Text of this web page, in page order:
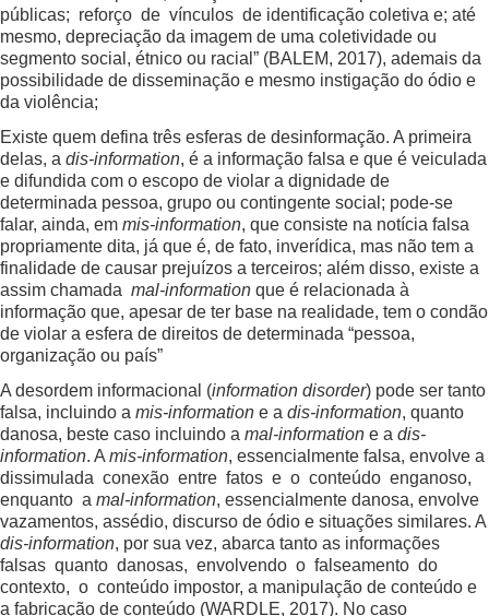
públicas; reforço de vínculos de identificação coletiva e; até
mesmo, depreciação da imagem de uma coletividade ou
segmento social, étnico ou racial” (BALEM, 2017), ademais da
possibilidade de disseminação e mesmo instigação do ódio e
da violência;
Existe quem defina três esferas de desinformação. A primeira
delas, a dis-information, é a informação falsa e que é veiculada
e difundida com o escopo de violar a dignidade de
determinada pessoa, grupo ou contingente social; pode-se
falar, ainda, em mis-information, que consiste na notícia falsa
propriamente dita, já que é, de fato, inverídica, mas não tem a
finalidade de causar prejuízos a terceiros; além disso, existe a
assim chamada mal-information que é relacionada à
informação que, apesar de ter base na realidade, tem o condão
de violar a esfera de direitos de determinada “pessoa,
organização ou país”
A desordem informacional (information disorder) pode ser tanto
falsa, incluindo a mis-information e a dis-information, quanto
danosa, beste caso incluindo a mal-information e a dis-
information. A mis-information, essencialmente falsa, envolve a
dissimulada conexão entre fatos e o conteúdo enganoso,
enquanto a mal-information, essencialmente danosa, envolve
vazamentos, assédio, discurso de ódio e situações similares. A
dis-information, por sua vez, abarca tanto as informações
falsas quanto danosas, envolvendo o falseamento do
contexto, o conteúdo impostor, a manipulação de conteúdo e
a fabricação de conteúdo (WARDLE, 2017). No caso